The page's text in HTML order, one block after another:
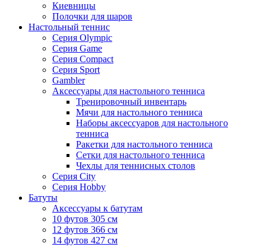
Киевницы
Полочки для шаров
Настольный теннис
Серия Olympic
Серия Game
Серия Compact
Серия Sport
Gambler
Аксессуары для настольного тенниса
Тренировочный инвентарь
Мячи для настольного тенниса
Наборы аксессуаров для настольного
тенниса
Ракетки для настольного тенниса
Сетки для настольного тенниса
Чехлы для теннисных столов
Серия City
Серия Hobby
Батуты
Аксессуары к батутам
10 футов 305 см
12 футов 366 см
14 футов 427 см